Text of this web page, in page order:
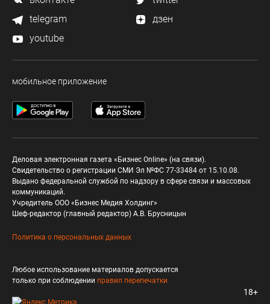
telegram
дзен
youtube
мобильное приложение
Деловая электронная газета «Бизнес Online» (на связи).
Свидетельство о регистрации СМИ Эл №ФС 77-33484 от 15.10.08.
Выдано федеральной службой по надзору в сфере связи и массовых
коммуникаций.
Учредитель ООО «Бизнес Медия Холдинг»
Шеф-редактор (главный редактор) А.В. Брусницын
Политика о персональных данных
Любое использование материалов допускается
только при соблюдении правил перепечатки
18+